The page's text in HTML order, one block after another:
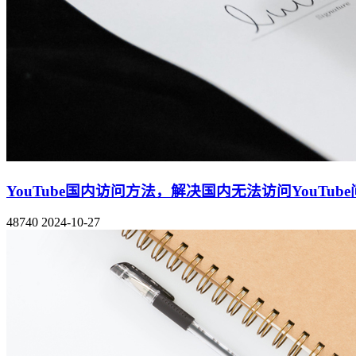
YouTube国内访问方法，解决国内无法访问YouTube
48740 2024-10-27